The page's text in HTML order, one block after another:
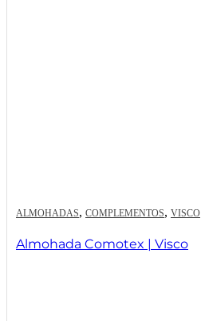
ALMOHADAS, COMPLEMENTOS, VISCO
Almohada Comotex | Visco